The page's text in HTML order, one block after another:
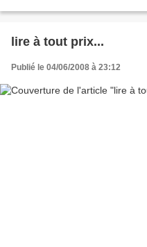
lire à tout prix...
Publié le 04/06/2008 à 23:12